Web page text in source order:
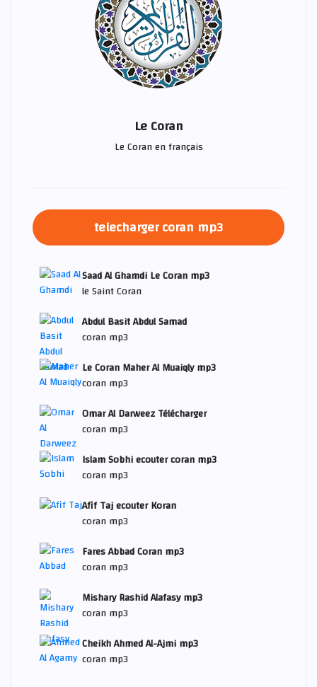
Le Coran
Le Coran en français
telecharger coran mp3
Saad Al Ghamdi Le Coran mp3
le Saint Coran
Abdul Basit Abdul Samad
coran mp3
Le Coran Maher Al Muaiqly mp3
coran mp3
Omar Al Darweez Télécharger
coran mp3
Islam Sobhi ecouter coran mp3
coran mp3
Afif Taj ecouter Koran
coran mp3
Fares Abbad Coran mp3
coran mp3
Mishary Rashid Alafasy mp3
coran mp3
Cheikh Ahmed Al-Ajmi mp3
coran mp3